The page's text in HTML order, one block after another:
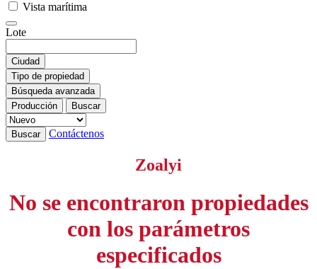
Vista marítima
Lote
Ciudad
Tipo de propiedad
Búsqueda avanzada
Producción
Buscar
Buscar Contáctenos
Zoalyi
No se encontraron propiedades
con los parámetros
especificados